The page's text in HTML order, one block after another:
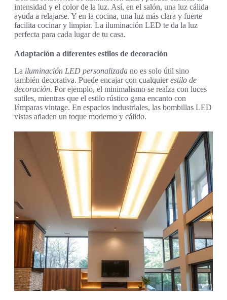
intensidad y el color de la luz. Así, en el salón, una luz cálida
ayuda a relajarse. Y en la cocina, una luz más clara y fuerte
facilita cocinar y limpiar. La iluminación LED te da la luz
perfecta para cada lugar de tu casa.
Adaptación a diferentes estilos de decoración
La iluminación LED personalizada no es solo útil sino
también decorativa. Puede encajar con cualquierestilo de
decoración. Por ejemplo, el minimalismo se realza con luces
sutiles, mientras que el estilo rústico gana encanto con
lámparas vintage. En espacios industriales, las bombillas LED
vistas añaden un toque moderno y cálido.